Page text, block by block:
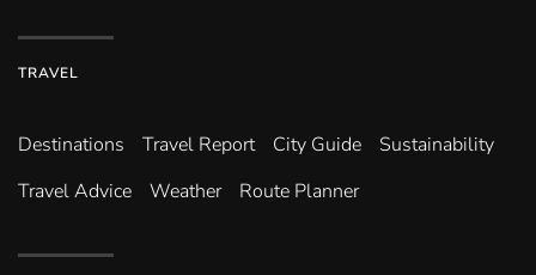
TRAVEL
Destinations Travel Report City Guide
Sustainability
Travel Advice
Weather Route Planner